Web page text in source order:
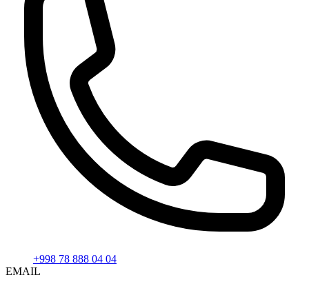
+998 78 888 04 04
EMAIL